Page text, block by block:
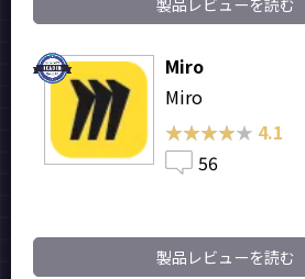
製品レビューを読む
Miro
Miro
★★★★★
★★★★★ 4.1
56
製品レビューを読む